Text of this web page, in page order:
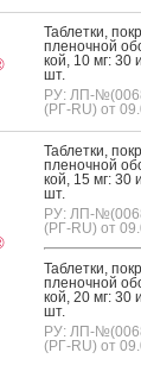
Таб­летки,
пле­ноч­ной
кой, 10 мг: 30
шт.
РУ: ЛП-
(РГ-RU) от
Таб­летки,
пле­ноч­ной
кой, 15 мг: 30
шт.
РУ: ЛП-
(РГ-RU) от
Таб­летки,
пле­ноч­ной
кой, 20 мг: 30
шт.
РУ: ЛП-
(РГ-RU) от